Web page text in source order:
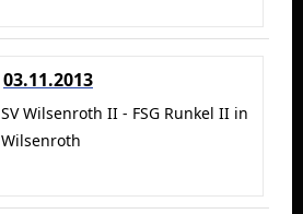
03.11.2013
SV Wilsenroth II - FSG Runkel II in
Wilsenroth